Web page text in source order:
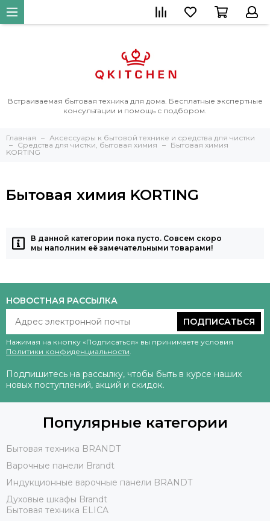
Встраиваемая бытовая техника для дома. Бесплатные экспертные
консультации и помощь с подбором.
Главная
Аксессуары к бытовой технике и средства для чистки
Средства для чистки, бытовая химия
Бытовая химия
KORTING
Бытовая химия KORTING
В данной категории пока пусто. Совсем скоро
мы наполним её замечательными товарами!
НОВОСТНАЯ РАССЫЛКА
ПОДПИСАТЬСЯ
Нажимая на кнопку «Подписаться» вы принимаете условия
Политики конфиденциальности.
Подпишитесь на рассылку, чтобы быть в курсе наших
новых поступлений, акций и скидок.
Популярные категории
Бытовая техника BRANDT
Варочные панели Brandt
Индукционные варочные панели BRANDT
Духовые шкафы Brandt
Бытовая техника ELICA